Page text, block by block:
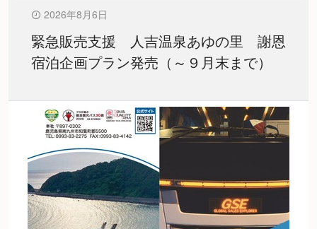
2026年8月6日
緊急販売支援 人吉温泉あゆの里 謝恩
宿泊企画プラン発売（～９月末まで）